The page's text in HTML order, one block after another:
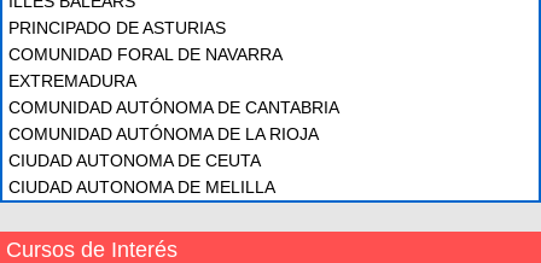
PRINCIPADO DE ASTURIAS
COMUNIDAD FORAL DE NAVARRA
EXTREMADURA
COMUNIDAD AUTÓNOMA DE CANTABRIA
COMUNIDAD AUTÓNOMA DE LA RIOJA
CIUDAD AUTONOMA DE CEUTA
CIUDAD AUTONOMA DE MELILLA
Cursos de Interés